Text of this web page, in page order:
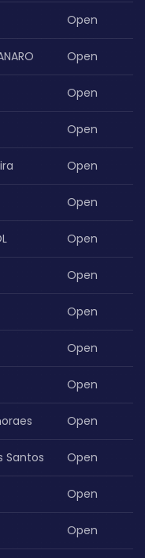
Open
Open
Open
Open
Open
Open
Open
Open
Open
Open
Open
Open
Santos Open
Open
Open